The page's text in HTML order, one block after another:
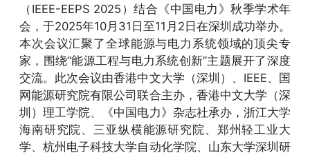
（IEEE-EEPS 2025）结合《中国电力》秋季学术年
会，于2025年10月31日至11月2日在深圳成功举办。
本次会议汇聚了全球能源与电力系统领域的顶尖专
家，围绕“能源工程与电力系统创新”主题展开了深度
交流。此次会议由香港中文大学（深圳）、IEEE、国
网能源研究院有限公司联合主办，香港中文大学（深
圳）理工学院、《中国电力》杂志社承办，浙江大学
海南研究院、三亚纵横能源研究院、郑州轻工业大
学、杭州电子科技大学自动化学院、山东大学深圳研